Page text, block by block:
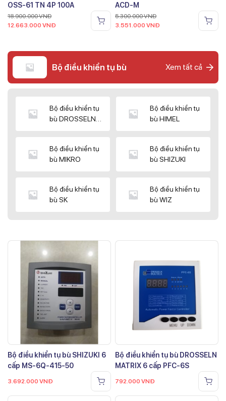
OSS-61 TN 4P 100A
18.900.000VNĐ
12.663.000 VNĐ
ACD-M
5.300.000VNĐ
3.551.000 VNĐ
Bộ điều khiển tụ bù Xem tất cả
Bộ điều khiển tụ
bù DROSSELN
Bộ điều khiển tụ
bù HIMEL
Bộ điều khiển tụ
bù MIKRO
Bộ điều khiển tụ
bù SHIZUKI
Bộ điều khiển tụ
bù SK
Bộ điều khiển tụ
bù WIZ
Bộ điều khiển tụ bù SHIZUKI 6
cấp MS-6Q-415-50
3.692.000 VNĐ
Bộ điều khiển tụ bù DROSSELN
MATRIX 6 cấp PFC-6S
792.000 VNĐ